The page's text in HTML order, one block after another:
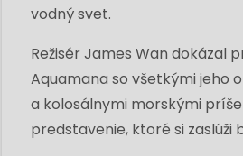
vodný svet.
Režisér James Wan dokázal
Aquamana so všetkými jeho
a kolosálnymi morskými
predstavenie, ktoré si zaslúži